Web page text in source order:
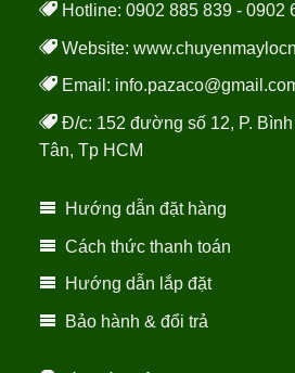
Hotline: 0902 885 839 - 0902
Website:
Email:
Đ/c: 152 đường số 12, P.
Tân, Tp HCM
Hướng dẫn đặt hàng
Cách thức thanh toán
Hướng dẫn lắp đặt
Bảo hành & đổi trả